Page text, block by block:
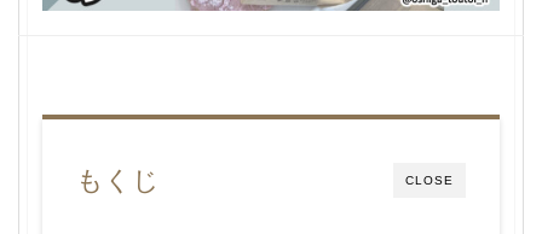
CLOSE
もくじ